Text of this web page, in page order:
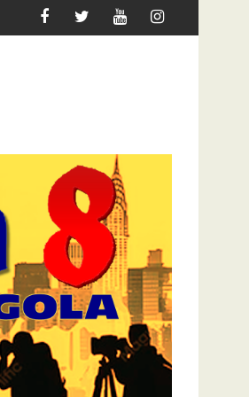
ATAQUE À UNITEL AINDA AFECTA A VIDA